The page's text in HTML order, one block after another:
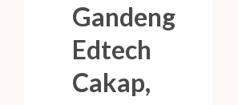
Gandeng
Edtech
Cakap,